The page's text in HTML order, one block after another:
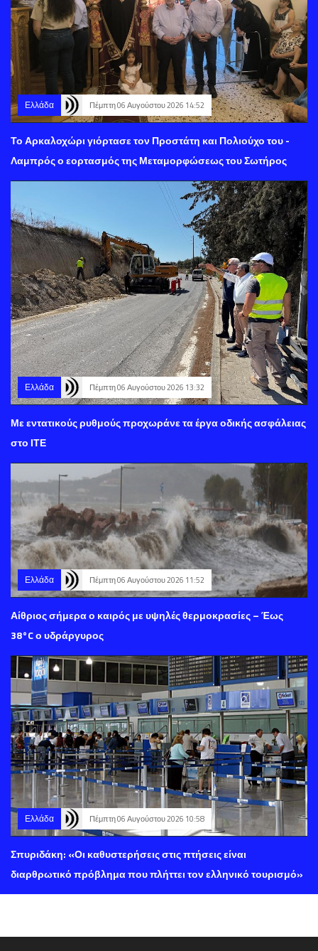
Ελλάδα Πέμπτη 06 Αυγούστου 2026 14:52
Το Αρκαλοχώρι γιόρτασε τον Προστάτη και Πολιούχο του -
Λαμπρός ο εορτασμός της Μεταμορφώσεως του Σωτήρος
Ελλάδα Πέμπτη 06 Αυγούστου 2026 13:32
Με εντατικούς ρυθμούς προχωράνε τα έργα οδικής ασφάλειας
στο ΙΤΕ
Ελλάδα Πέμπτη 06 Αυγούστου 2026 11:52
Αίθριος σήμερα ο καιρός με υψηλές θερμοκρασίες – Έως
38°C ο υδράργυρος
Ελλάδα Πέμπτη 06 Αυγούστου 2026 10:58
Σπυριδάκη: «Οι καθυστερήσεις στις πτήσεις είναι
διαρθρωτικό πρόβλημα που πλήττει τον ελληνικό τουρισμό»